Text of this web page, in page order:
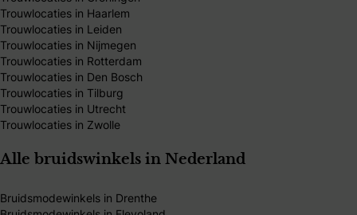
Trouwlocaties in Haarlem
Trouwlocaties in Leiden
Trouwlocaties in Nijmegen
Trouwlocaties in Rotterdam
Trouwlocaties in Den Bosch
Trouwlocaties in Tilburg
Trouwlocaties in Utrecht
Trouwlocaties in Zwolle
Alle bruidswinkels in Nederland
Bruidsmodewinkels in Drenthe